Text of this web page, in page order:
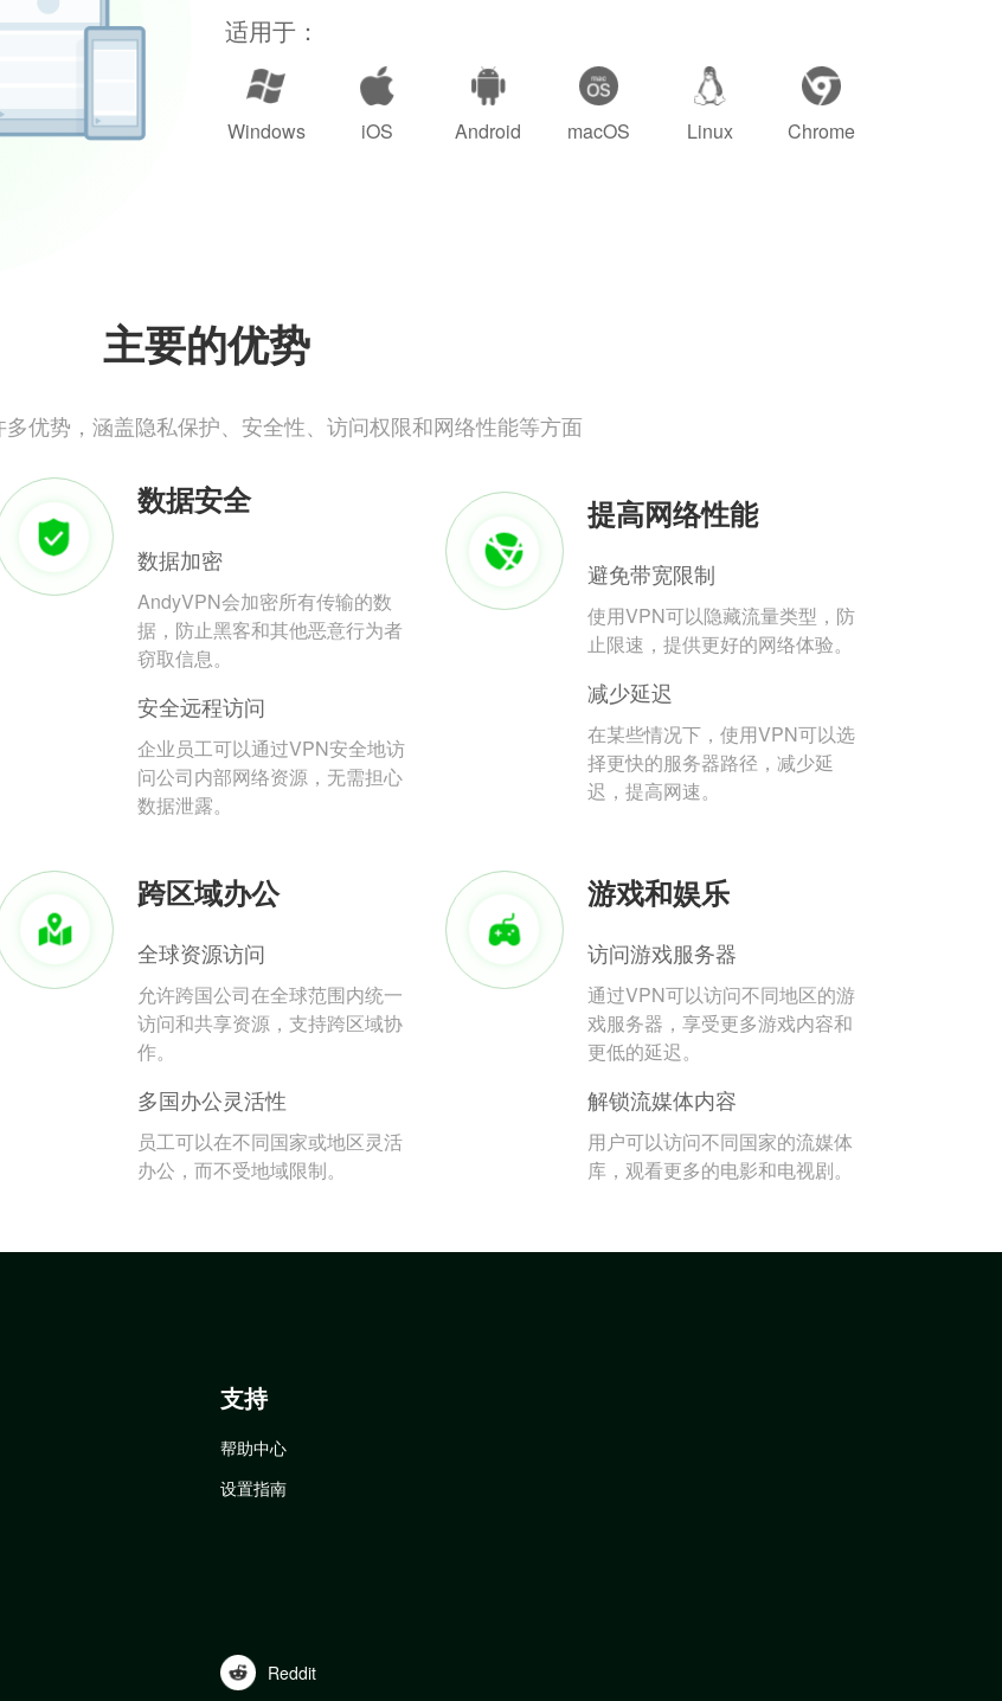
适用于：
Windows iOS Android macOS Linux Chrome
主要的优势
优势，涵盖隐私保护、安全性、访问权限和网络性能等方面
数据安全
数据加密
AndyVPN会加密所有传输的数
据，防止黑客和其他恶意行为者
窃取信息。
安全远程访问
企业员工可以通过VPN安全地访
问公司内部网络资源，无需担心
数据泄露。
提高网络性能
避免带宽限制
使用VPN可以隐藏流量类型，防
止限速，提供更好的网络体验。
减少延迟
在某些情况下，使用VPN可以选
择更快的服务器路径，减少延
迟，提高网速。
跨区域办公
全球资源访问
允许跨国公司在全球范围内统一
访问和共享资源，支持跨区域协
作。
多国办公灵活性
员工可以在不同国家或地区灵活
办公，而不受地域限制。
游戏和娱乐
访问游戏服务器
通过VPN可以访问不同地区的游
戏服务器，享受更多游戏内容和
更低的延迟。
解锁流媒体内容
用户可以访问不同国家的流媒体
库，观看更多的电影和电视剧。
支持
帮助中心
设置指南
Reddit